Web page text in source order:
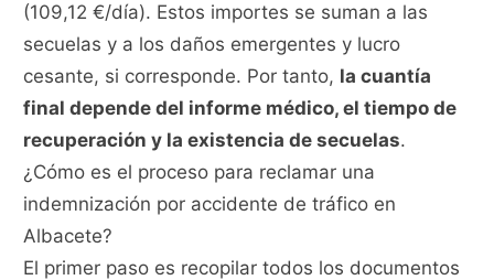
(109,12 €/día). Estos importes se suman a las
secuelas y a los daños emergentes y lucro
cesante, si corresponde. Por tanto, la cuantía
final depende del informe médico, el tiempo de
recuperación y la existencia de secuelas.
¿Cómo es el proceso para reclamar una
indemnización por accidente de tráfico en
Albacete?
El primer paso es recopilar todos los documentos